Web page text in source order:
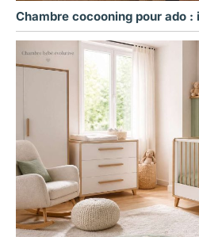
Chambre cocooning pour ado